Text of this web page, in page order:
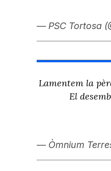
— PSC Tortosa
Lamentem la
El
— Òmnium